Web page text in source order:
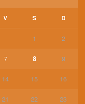
V S D
1 2
7 8 9
14 15 16
21 22 23